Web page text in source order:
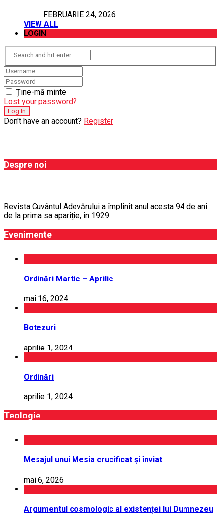
FEBRUARIE 24, 2026
VIEW ALL
LOGIN
Ține-mă minte
Lost your password?
Don't have an account? Register
Despre noi
Revista Cuvântul Adevărului a împlinit anul acesta 94 de ani
de la prima sa apariție, în 1929.
Evenimente
Ordinări Martie – Aprilie
mai 16, 2024
Botezuri
aprilie 1, 2024
Ordinări
aprilie 1, 2024
Teologie
Mesajul unui Mesia crucificat și înviat
mai 6, 2026
Argumentul cosmologic al existenței lui Dumnezeu